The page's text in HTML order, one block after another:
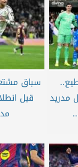
مدريد
سباق